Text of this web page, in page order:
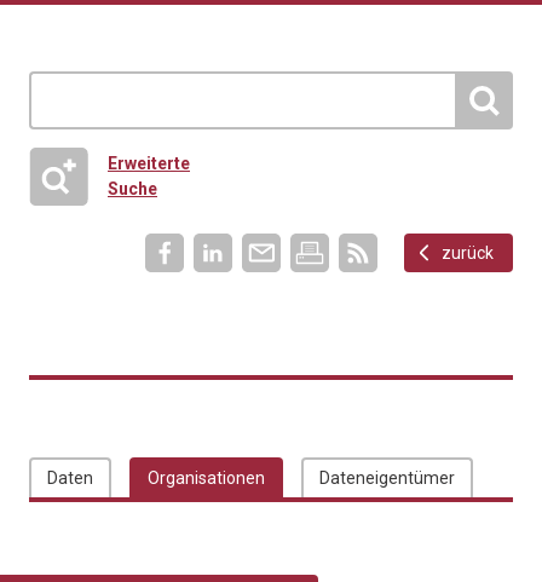
Erweiterte
Suche
zurück
Daten Organisationen Dateneigentümer